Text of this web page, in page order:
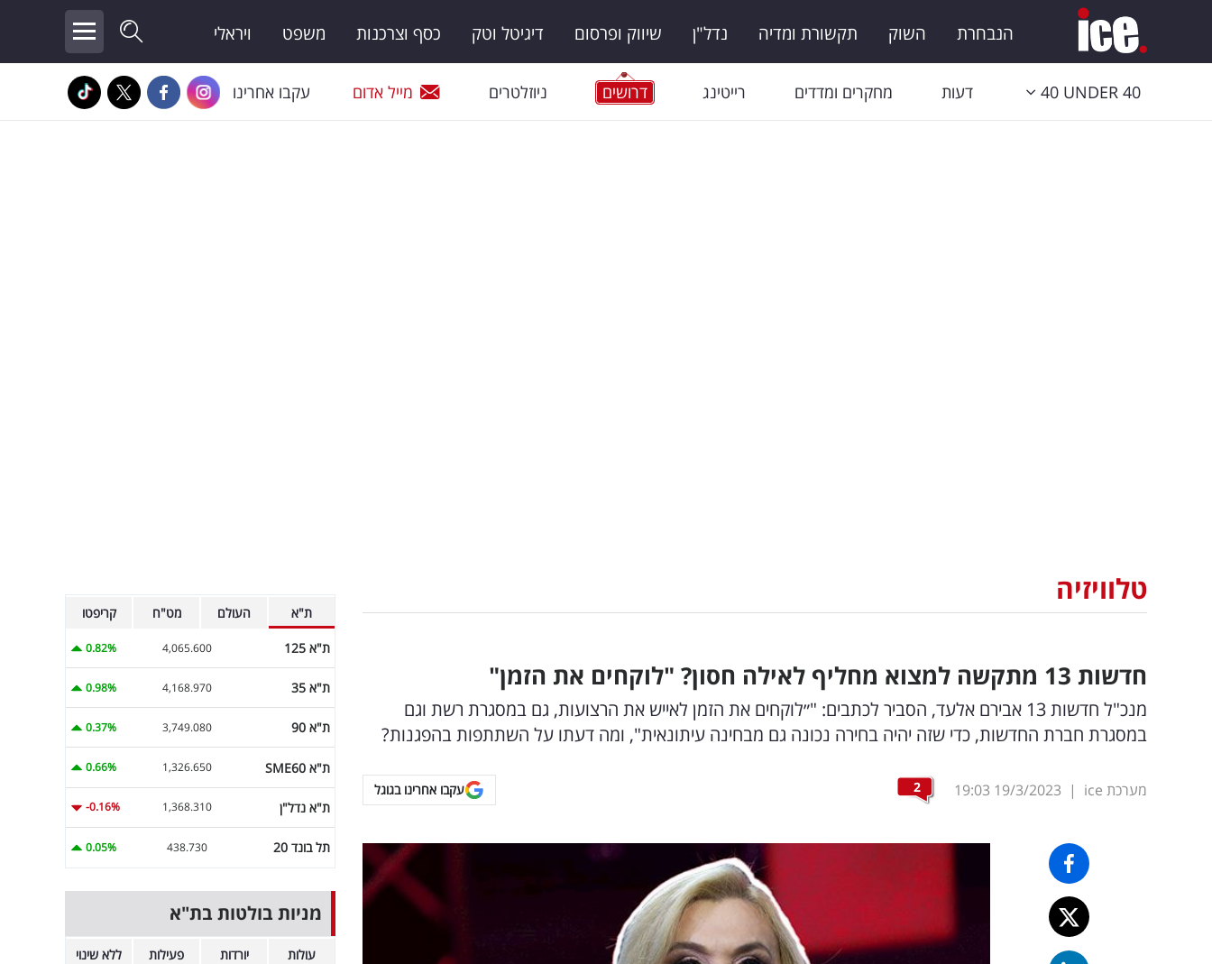
הנבחרת השוק תקשורת ומדיה נדל"ן שיווק ופרסום דיגיטל וטק כסף וצרכנות משפט ויראלי
40 UNDER 40 דעות מחקרים ומדדים רייטינג דרושים ניוזלטרים מייל אדום עקבו אחרינו
טלוויזיה
חדשות 13 מתקשה למצוא מחליף לאילה חסון? "לוקחים את הזמן"
מנכ"ל חדשות 13 אבירם אלעד, הסביר לכתבים: "״לוקחים את הזמן לאייש את הרצועות, גם במסגרת רשת וגם
במסגרת חברת החדשות, כדי שזה יהיה בחירה נכונה גם מבחינה עיתונאית", ומה דעתו על השתתפות בהפגנות?
מערכת ice |
19/3/2023
19:03
2 עקבו אחרינו בגוגל
ת"א העולם מט"ח קריפטו
ת"א 125 4,065.600
0.82%
ת"א 35 4,168.970
0.98%
ת"א 90 3,749.080
0.37%
ת"א SME60 1,326.650
0.66%
ת"א נדל"ן 1,368.310
-0.16%
תל בונד 20 438.730
0.05%
מניות בולטות בת"א
עולות יורדות פעילות ללא שינוי